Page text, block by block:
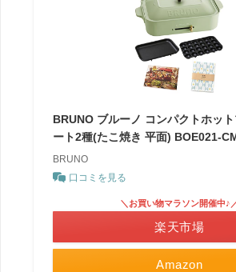
BRUNO ブルーノ コンパクトホッ
ート2種(たこ焼き 平面) BOE021-
BRUNO
口コミを見る
Amazon
＼お買い物マラソン開催中♪
楽天市場